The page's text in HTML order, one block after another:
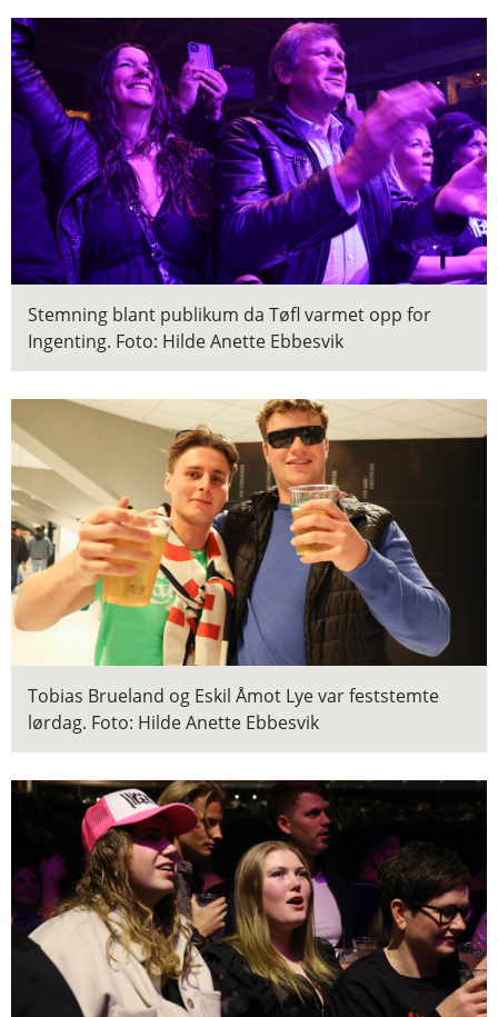
Stemning blant publikum da Tøfl varmet opp for
Ingenting. Foto: Hilde Anette Ebbesvik
Tobias Brueland og Eskil Åmot Lye var feststemte
lørdag. Foto: Hilde Anette Ebbesvik